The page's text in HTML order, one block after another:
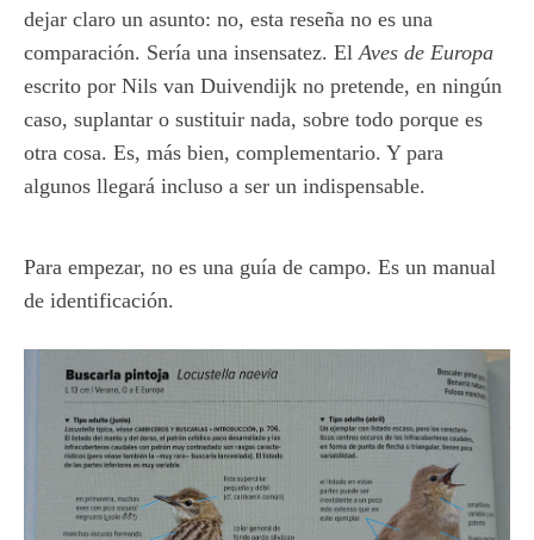
dejar claro un asunto: no, esta reseña no es una
comparación. Sería una insensatez. ElAves de Europa
escrito por Nils van Duivendijk no pretende, en ningún
caso, suplantar o sustituir nada, sobre todo porque es
otra cosa. Es, más bien, complementario. Y para
algunos llegará incluso a ser un indispensable.
Para empezar, no es una guía de campo. Es un manual
de identificación.